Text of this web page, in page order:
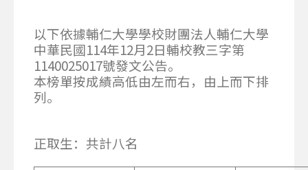
以下依據輔仁大學學校財團法人輔仁大學
中華民國114年12月2日輔校教三字第
1140025017號發文公告。
本榜單按成績高低由左而右，由上而下排
列。
正取生：共計八名